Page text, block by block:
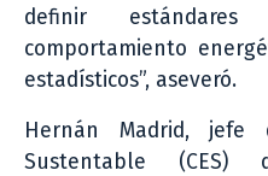
definir
comportamiento
estadísticos”, aseveró.
Hernán Madrid, jefe
Sustentable